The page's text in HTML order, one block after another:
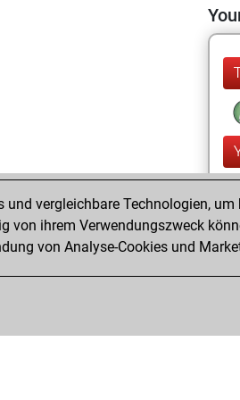
und vergleichbare Technologien,
von ihrem Verwendungszweck
von Analyse-Cookies und